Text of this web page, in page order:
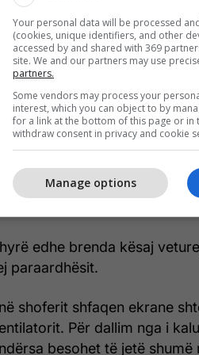
vendosur t’i bëjë
të spiunuara.
edhe brenda kësaj
paraardhësit.
shoferit shfaqen ekrane
Për dallim nga i
besohet të jetë shumë
Your personal data will be processed
(cookies, unique identifiers, and other
accessed by and shared with 369
site. We and our partners may use
partners.
Some vendors may process your
interest, which you can object to by
for a link at the bottom of this page or in
withdraw consent in privacy and cookie
Manage options